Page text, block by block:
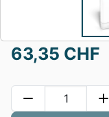
63,35 CHF
remove add